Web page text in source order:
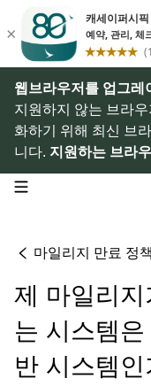
웹브라우저를 업그레
지원하지 않는 브라
화하기 위해 최신 브
니다. 지원하는 브라
open navigation menu
마일리지 만료 정책
제 마일리지
는 시스템은
반 시스템